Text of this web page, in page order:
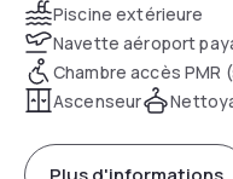
Piscine extérieure
Navette aéroport
Chambre accès PMR
Ascenseur